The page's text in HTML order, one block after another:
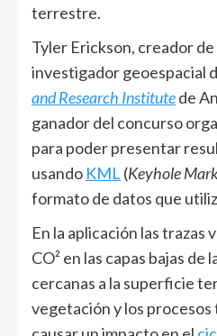
terrestre.
Tyler Erickson, creador de
investigador geoespacial
and Research Institutede
ganador del concurso
para poder presentar
usando KML(Keyhole
formato de datos que
En la aplicación las trazas
CO² en las capas bajas de
cercanas a la superficie
vegetación y los